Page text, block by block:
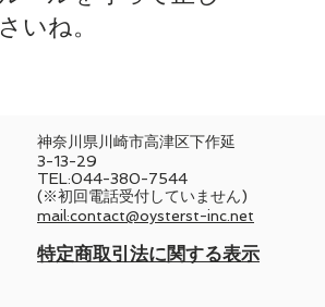
いね。
神奈川県川崎市高津区下作延
3-13-29
TEL:044-380-7544
(※初回電話受付していません)
mail:contact@oysterst-inc.net
​特定商取引法に関する表示